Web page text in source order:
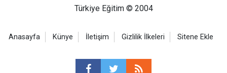
Türkiye Eğitim © 2004
Anasayfa Künye İletişim Gizlilik İlkeleri Sitene Ekle